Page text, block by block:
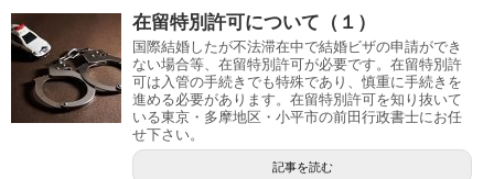
在留特別許可について（１）
国際結婚したが不法滞在中で結婚ビザの申請ができ
ない場合等、在留特別許可が必要です。在留特別許
可は入管の手続きでも特殊であり、慎重に手続きを
進める必要があります。在留特別許可を知り抜いて
いる東京・多摩地区・小平市の前田行政書士にお任
せ下さい。
記事を読む